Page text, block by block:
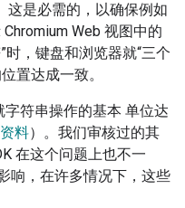
这是必需的，以确保例如
Web 视图中的
，键盘和浏览器就“三个
置达成一致。
符串操作的基本 单位达
料）。我们审核过的其
在这个问题上也不一
响，在许多情况下，这些